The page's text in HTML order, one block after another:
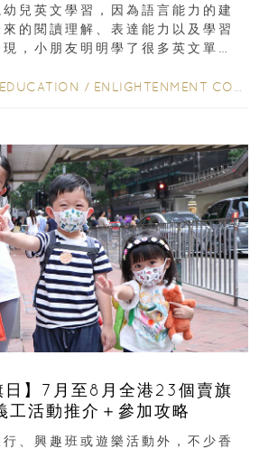
兒英文學習，因為語言能力的建
的閱讀理解、表達能力以及學習
，小朋友明明學了很多英文單
EDUCATION / ENLIGHTENMENT CORNER
日】7月至8月全港23個賣旗
工活動推介＋參加攻略
、興趣班或遊樂活動外，不少香